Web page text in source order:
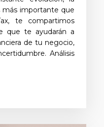
más importante que
te compartimos
que te ayudarán a
de tu negocio,
Análisis